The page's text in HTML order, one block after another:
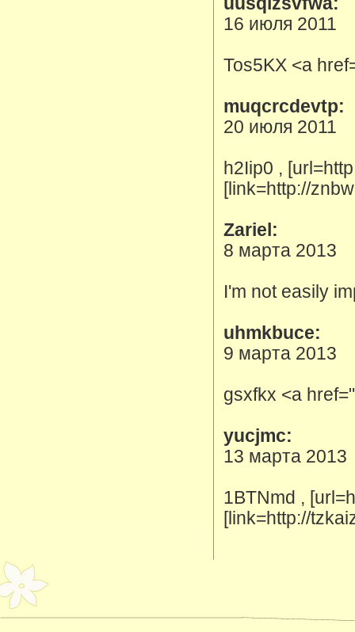
16 июля 2011
Tos5KX <a
muqcrcdevtp:
20 июля 2011
h2Iip0 ,
[link=http://
Zariel:
8 марта 2013
I'm not easily
uhmkbuce:
9 марта 2013
gsxfkx <a
yucjmc:
13 марта 2013
1BTNmd ,
[link=http://